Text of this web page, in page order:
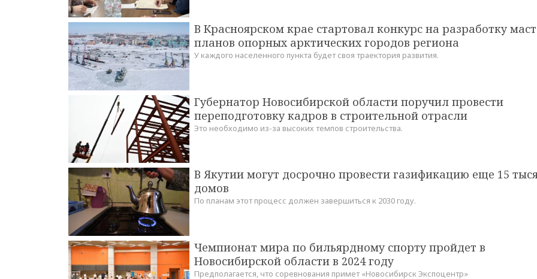
В Красноярском крае стартовал конкурс на разработку
планов опорных арктических городов региона
У каждого населенного пункта будет своя траектория развития.
Губернатор Новосибирской области поручил провести
переподготовку кадров в строительной отрасли
Это необходимо из-за высоких темпов строительства.
В Якутии могут досрочно провести газификацию еще 15
домов
По планам этот процесс должен завершиться к 2030 году.
Чемпионат мира по бильярдному спорту пройдет в
Новосибирской области в 2024 году
Предполагается, что соревнования примет «Новосибирск Экспоцентр»